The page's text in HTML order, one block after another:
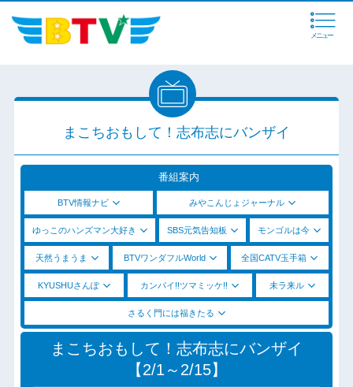
メニュー
まこちおもして！志布志にバンザイ
番組案内
BTV情報ナビ みやこんじょジャーナル
ゆっこのハンズマン大好き SBS元気告知板 モンゴルは今
天然うまうま BTVワンダフルWorld 全国CATV玉手箱
KYUSHUさんぽ カンパイ!!ツマミッケ!! 未ラ来ル
さるく門には福きたる
まこちおもして！志布志にバンザイ
【2/1～2/15】